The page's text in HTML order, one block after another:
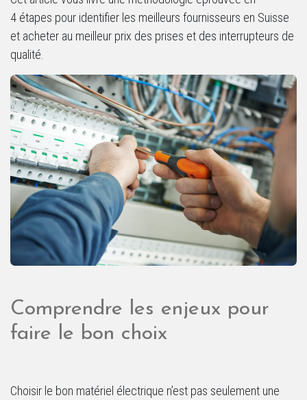
4 étapes pour identifier les meilleurs fournisseurs en Suisse
et acheter au meilleur prix des prises et des interrupteurs de
qualité.
Comprendre les enjeux pour
faire le bon choix
Choisir le bon matériel électrique n’est pas seulement une